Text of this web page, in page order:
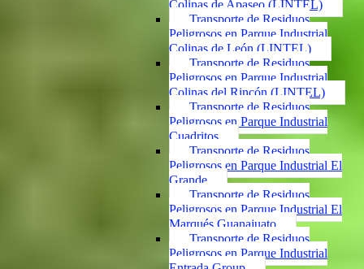
Colinas de Apaseo (LINTEL)
Transporte de Residuos
Peligrosos en Parque Industrial
Colinas de León (LINTEL)
Transporte de Residuos
Peligrosos en Parque Industrial
Colinas del Rincón (LINTEL)
Transporte de Residuos
Peligrosos en Parque Industrial
Cuadritos
Transporte de Residuos
Peligrosos en Parque Industrial El
Grande
Transporte de Residuos
Peligrosos en Parque Industrial El
Marqués Guanajuato
Transporte de Residuos
Peligrosos en Parque Industrial